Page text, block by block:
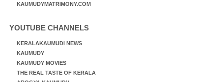
KAUMUDYMATRIMONY.COM
YOUTUBE CHANNELS
KERALAKAUMUDI NEWS
KAUMUDY
KAUMUDY MOVIES
THE REAL TASTE OF KERALA